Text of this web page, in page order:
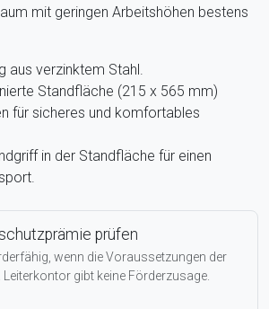
mit geringen Arbeitshöhen bestens
aus verzinktem Stahl.
Standfläche (215 x 565 mm)
für sicheres und komfortables
in der Standfläche für einen
prüfen
wenn die Voraussetzungen der
Leiterkontor gibt keine Förderzusage.